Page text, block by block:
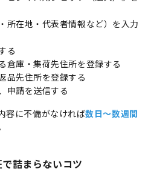
所在地・代表者情報など）を入力
る
倉庫・集荷先住所を登録する
品先住所を登録する
申請を送信する
容に不備がなければ数日〜数週間
詰まらないコツ